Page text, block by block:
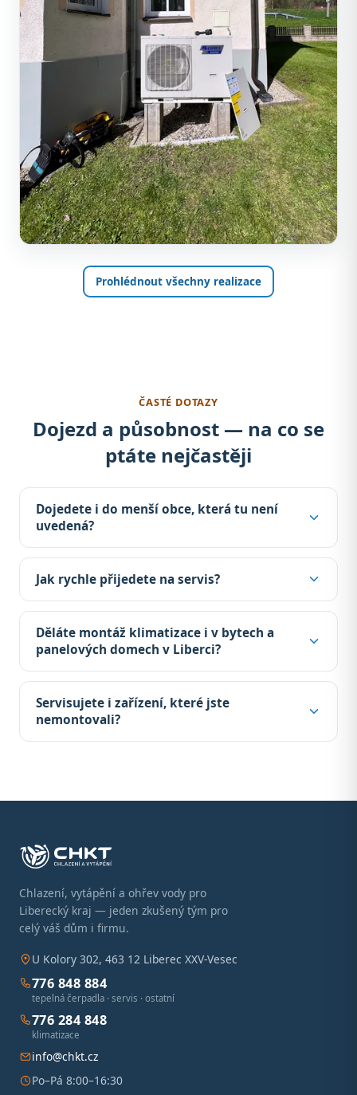
Prohlédnout všechny realizace
ČASTÉ DOTAZY
Dojezd a působnost — na co se
ptáte nejčastěji
Dojedete i do menší obce, která tu není
uvedená?
Jak rychle přijedete na servis?
Děláte montáž klimatizace i v bytech a
panelových domech v Liberci?
Servisujete i zařízení, které jste
nemontovali?
Chlazení, vytápění a ohřev vody pro
Liberecký kraj — jeden zkušený tým pro
celý váš dům i firmu.
U Kolory 302, 463 12 Liberec XXV-Vesec
776 848 884
tepelná čerpadla · servis · ostatní
776 284 848
klimatizace
info@chkt.cz
Po–Pá 8:00–16:30